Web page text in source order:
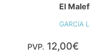
El
GARCíA
PVP. 12,00€